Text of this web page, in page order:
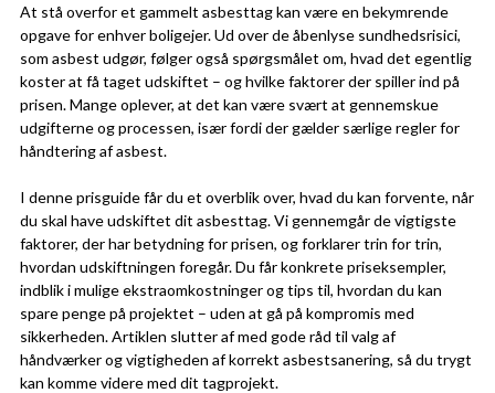
At stå overfor et gammelt asbesttag kan være en bekymrende
opgave for enhver boligejer. Ud over de åbenlyse sundhedsrisici,
som asbest udgør, følger også spørgsmålet om, hvad det egentlig
koster at få taget udskiftet – og hvilke faktorer der spiller ind på
prisen. Mange oplever, at det kan være svært at gennemskue
udgifterne og processen, især fordi der gælder særlige regler for
håndtering af asbest.
I denne prisguide får du et overblik over, hvad du kan forvente, når
du skal have udskiftet dit asbesttag. Vi gennemgår de vigtigste
faktorer, der har betydning for prisen, og forklarer trin for trin,
hvordan udskiftningen foregår. Du får konkrete priseksempler,
indblik i mulige ekstraomkostninger og tips til, hvordan du kan
spare penge på projektet – uden at gå på kompromis med
sikkerheden. Artiklen slutter af med gode råd til valg af
håndværker og vigtigheden af korrekt asbestsanering, så du trygt
kan komme videre med dit tagprojekt.